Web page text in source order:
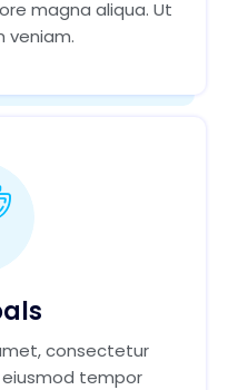
magna aliqua. Ut
veniam.
consectetur
tempor